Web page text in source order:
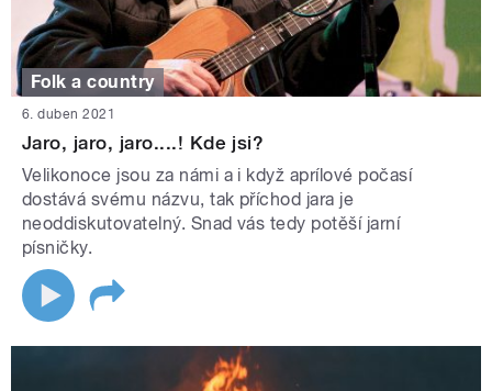
Folk a country
6. duben 2021
Jaro, jaro, jaro....! Kde jsi?
Velikonoce jsou za námi a i když aprílové počasí
dostává svému názvu, tak příchod jara je
neoddiskutovatelný. Snad vás tedy potěší jarní
písničky.